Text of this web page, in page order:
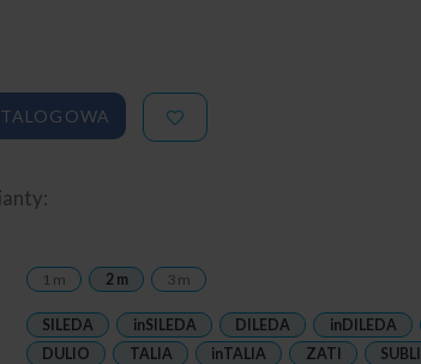
1 m 2 m 3 m
SILEDA inSILEDA DILEDA inDILEDA
DULIO
TALIA inTALIA ZATI SUBLI